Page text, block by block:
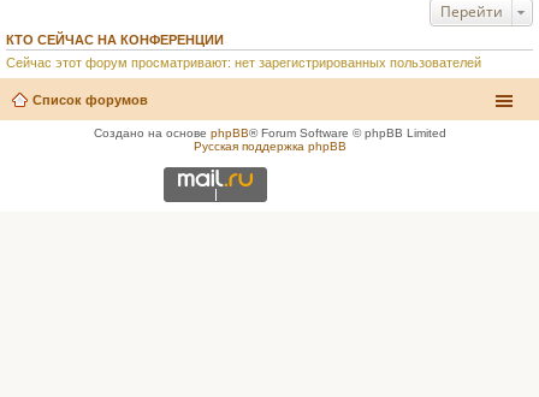
Перейти
КТО СЕЙЧАС НА КОНФЕРЕНЦИИ
Сейчас этот форум просматривают: нет зарегистрированных пользователей
Список форумов
Создано на основе phpBB® Forum Software © phpBB Limited
Русская поддержка phpBB